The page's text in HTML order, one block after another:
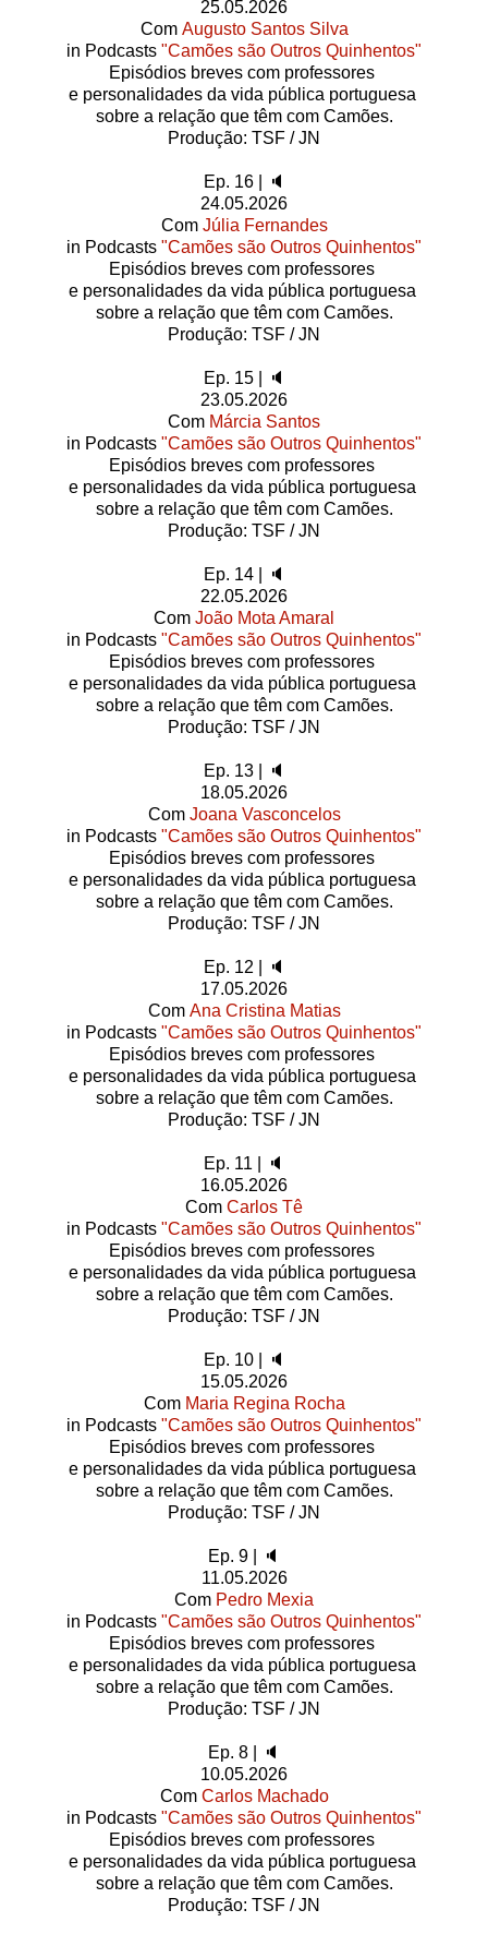
25.05.2026
Com Augusto Santos Silva
in Podcasts "Camões são Outros Quinhentos"
Episódios breves com professores
e personalidades da vida pública portuguesa
sobre a relação que têm com Camões.
Produção: TSF / JN
Ep. 16 | 🔈
24.05.2026
Com Júlia Fernandes
in Podcasts "Camões são Outros Quinhentos"
Episódios breves com professores
e personalidades da vida pública portuguesa
sobre a relação que têm com Camões.
Produção: TSF / JN
Ep. 15 | 🔈
23.05.2026
Com Márcia Santos
in Podcasts "Camões são Outros Quinhentos"
Episódios breves com professores
e personalidades da vida pública portuguesa
sobre a relação que têm com Camões.
Produção: TSF / JN
Ep. 14 | 🔈
22.05.2026
Com João Mota Amaral
in Podcasts "Camões são Outros Quinhentos"
Episódios breves com professores
e personalidades da vida pública portuguesa
sobre a relação que têm com Camões.
Produção: TSF / JN
Ep. 13 | 🔈
18.05.2026
Com Joana Vasconcelos
in Podcasts "Camões são Outros Quinhentos"
Episódios breves com professores
e personalidades da vida pública portuguesa
sobre a relação que têm com Camões.
Produção: TSF / JN
Ep. 12 | 🔈
17.05.2026
Com Ana Cristina Matias
in Podcasts "Camões são Outros Quinhentos"
Episódios breves com professores
e personalidades da vida pública portuguesa
sobre a relação que têm com Camões.
Produção: TSF / JN
Ep. 11 | 🔈
16.05.2026
Com Carlos Tê
in Podcasts "Camões são Outros Quinhentos"
Episódios breves com professores
e personalidades da vida pública portuguesa
sobre a relação que têm com Camões.
Produção: TSF / JN
Ep. 10 | 🔈
15.05.2026
Com Maria Regina Rocha
in Podcasts "Camões são Outros Quinhentos"
Episódios breves com professores
e personalidades da vida pública portuguesa
sobre a relação que têm com Camões.
Produção: TSF / JN
Ep. 9 | 🔈
11.05.2026
Com Pedro Mexia
in Podcasts "Camões são Outros Quinhentos"
Episódios breves com professores
e personalidades da vida pública portuguesa
sobre a relação que têm com Camões.
Produção: TSF / JN
Ep. 8 | 🔈
10.05.2026
Com Carlos Machado
in Podcasts "Camões são Outros Quinhentos"
Episódios breves com professores
e personalidades da vida pública portuguesa
sobre a relação que têm com Camões.
Produção: TSF / JN